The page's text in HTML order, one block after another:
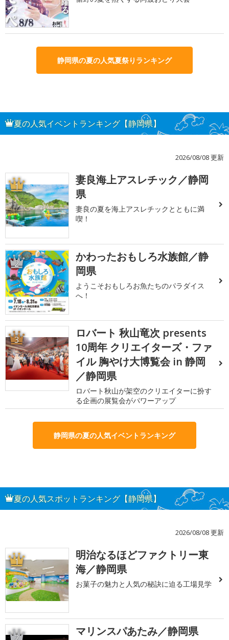
静岡県の夏の人気夏祭りランキング
夏の人気イベントランキング【静岡県】
2026/08/08 更新
1
妻良海上アスレチック／静岡
県
妻良の夏を海上アスレチックとともに満
喫！
2
かわったおもしろ水族館／静
岡県
ようこそおもしろお魚たちのパラダイス
へ！
3
ロバート 秋山竜次 presents
10周年 クリエイターズ・ファ
イル 胸やけ大博覧会 in 静岡
／静岡県
ロバート秋山が架空のクリエイターに扮す
る企画の展覧会がパワーアップ
静岡県の夏の人気イベントランキング
夏の人気スポットランキング【静岡県】
2026/08/08 更新
1
明治なるほどファクトリー東
海／静岡県
お菓子の魅力と人気の秘訣に迫る工場見学
マリンスパあたみ／静岡県